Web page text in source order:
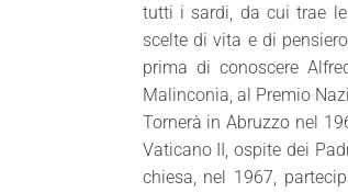
tutti i sardi, da cui trae
scelte di vita e di
prima di conoscere
Malinconia, al Premio
Tornerà in Abruzzo nel
Vaticano II, ospite dei
chiesa, nel 1967,